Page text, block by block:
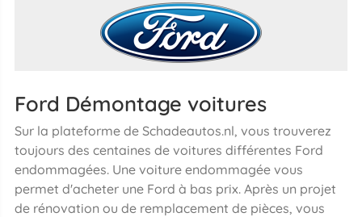
Ford Démontage voitures
Sur la plateforme de Schadeautos.nl, vous trouverez
toujours des centaines de voitures différentes Ford
endommagées. Une voiture endommagée vous
permet d'acheter une Ford à bas prix. Après un projet
de rénovation ou de remplacement de pièces, vous